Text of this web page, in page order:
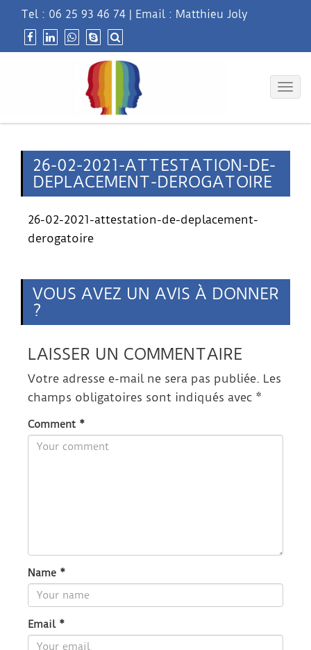
Tel : 06 25 93 46 74 | Email : Matthieu Joly
26-02-2021-ATTESTATION-DE-
DEPLACEMENT-DEROGATOIRE
26-02-2021-attestation-de-deplacement-
derogatoire
VOUS AVEZ UN AVIS À DONNER
?
LAISSER UN COMMENTAIRE
Votre adresse e-mail ne sera pas publiée. Les
champs obligatoires sont indiqués avec *
Comment *
Name *
Email *